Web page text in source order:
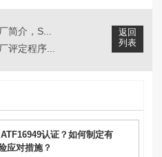
返回
列表
简介，S...
评定程序...
认证？如何制定有
应对措施？